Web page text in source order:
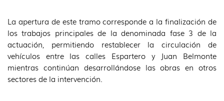
La apertura de este tramo corresponde a la finalización de
los trabajos principales de la denominada fase 3 de la
actuación, permitiendo restablecer la circulación de
vehículos entre las calles Espartero y Juan Belmonte
mientras continúan desarrollándose las obras en otros
sectores de la intervención.